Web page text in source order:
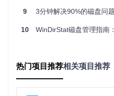
    C --> D[自动清理完成]
2.2 深度清理：精准释放大量空
9 3分钟解决90%的磁盘问
10 WinDirStat磁盘管理指南
热门项目推荐相关项目推荐